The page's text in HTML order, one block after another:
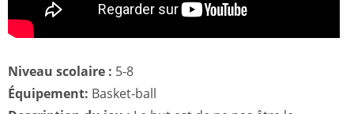
Niveau scolaire : 5-8
Équipement: Basket-ball